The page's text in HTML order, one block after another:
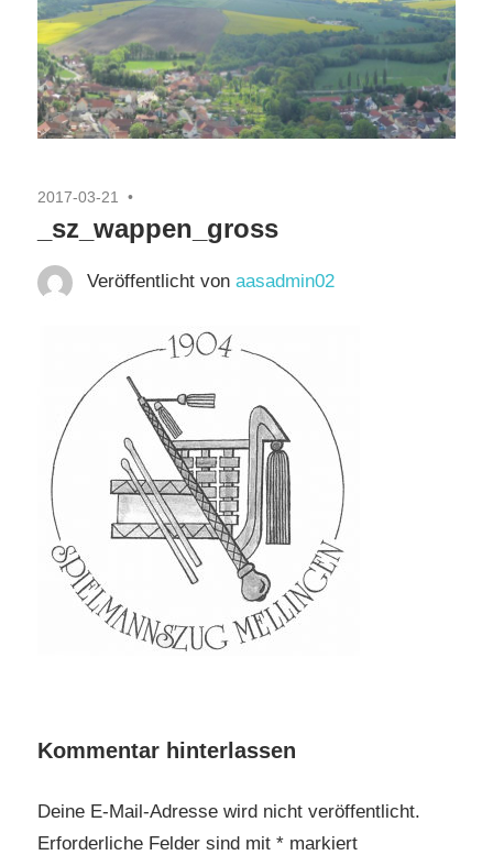
2017-03-21
_sz_wappen_gross
Veröffentlicht von aasadmin02
Kommentar hinterlassen
Deine E-Mail-Adresse wird nicht veröffentlicht.
Erforderliche Felder sind mit * markiert